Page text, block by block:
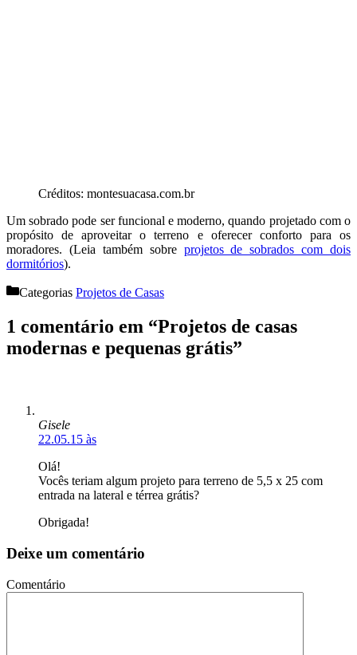
Créditos: montesuacasa.com.br
Um sobrado pode ser funcional e moderno, quando projetado com o
propósito de aproveitar o terreno e oferecer conforto para os
moradores. (Leia também sobre projetos de sobrados com dois
dormitórios).
Categorias Projetos de Casas
1 comentário em “Projetos de casas
modernas e pequenas grátis”
Gisele
22.05.15 às
Olá!
Vocês teriam algum projeto para terreno de 5,5 x 25 com
entrada na lateral e térrea grátis?
Obrigada!
Deixe um comentário
Comentário